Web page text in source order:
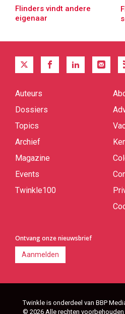
Flinders vindt andere
eigenaar
Quick
Auteurs
Dossiers
Topics
Archief
Magazine
Events
Twinkle100
Ontvang onze nieuwsbrief
Aanmelden
Twinkle is onderdeel van BBP
© 2026 Alle rechten voorbehouden